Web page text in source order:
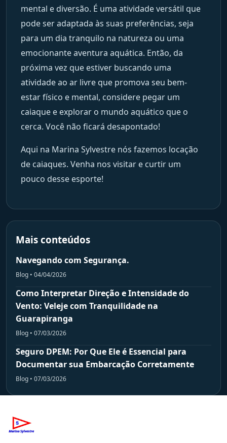
mental e diversão. É uma atividade versátil que
pode ser adaptada às suas preferências, seja
para um dia tranquilo na natureza ou uma
emocionante aventura aquática. Então, da
próxima vez que estiver buscando uma
atividade ao ar livre que promova seu bem-
estar físico e mental, considere pegar um
caiaque e explorar o mundo aquático que o
cerca. Você não ficará desapontado!
Aqui na Marina Sylvestre nós fazemos locação
de caiaques. Venha nos visitar e curtir um
pouco desse esporte!
Mais conteúdos
Navegando com Segurança.
Blog • 04/04/2026
Como Interpretar Direção e Intensidade do
Vento: Veleje com Tranquilidade na
Guarapiranga
Blog • 07/03/2026
Seguro DPEM: Por Que Ele é Essencial para
Documentar sua Embarcação Corretamente
Blog • 07/03/2026